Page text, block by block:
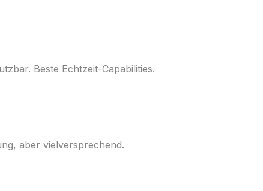
Beste Echtzeit-Capabilities.
aber vielversprechend.